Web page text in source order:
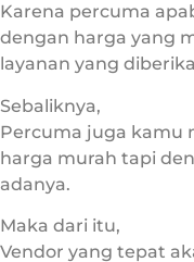
Karena percuma
dengan harga yang
layanan yang
Sebaliknya,
Percuma juga kamu
harga murah tapi
adanya.
Maka dari itu,
Vendor yang tepat